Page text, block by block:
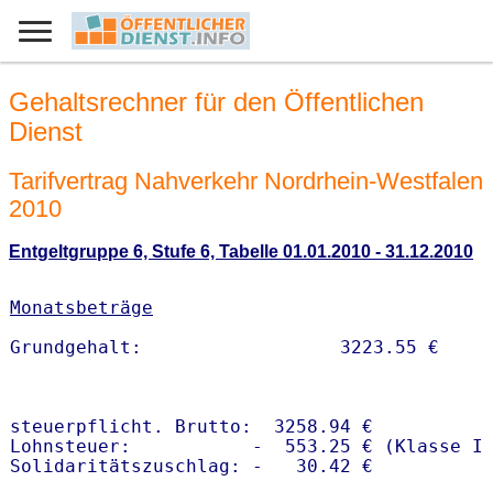
Gehaltsrechner für den Öffentlichen
Dienst
Tarifvertrag Nahverkehr Nordrhein-Westfalen
2010
Entgeltgruppe 6, Stufe 6, Tabelle 01.01.2010 - 31.12.2010
Monatsbeträge
steuerpflicht. Brutto:  3258.94 €
Lohnsteuer:           -  553.25 € (Klasse I)
Solidaritätszuschlag: -   30.42 €